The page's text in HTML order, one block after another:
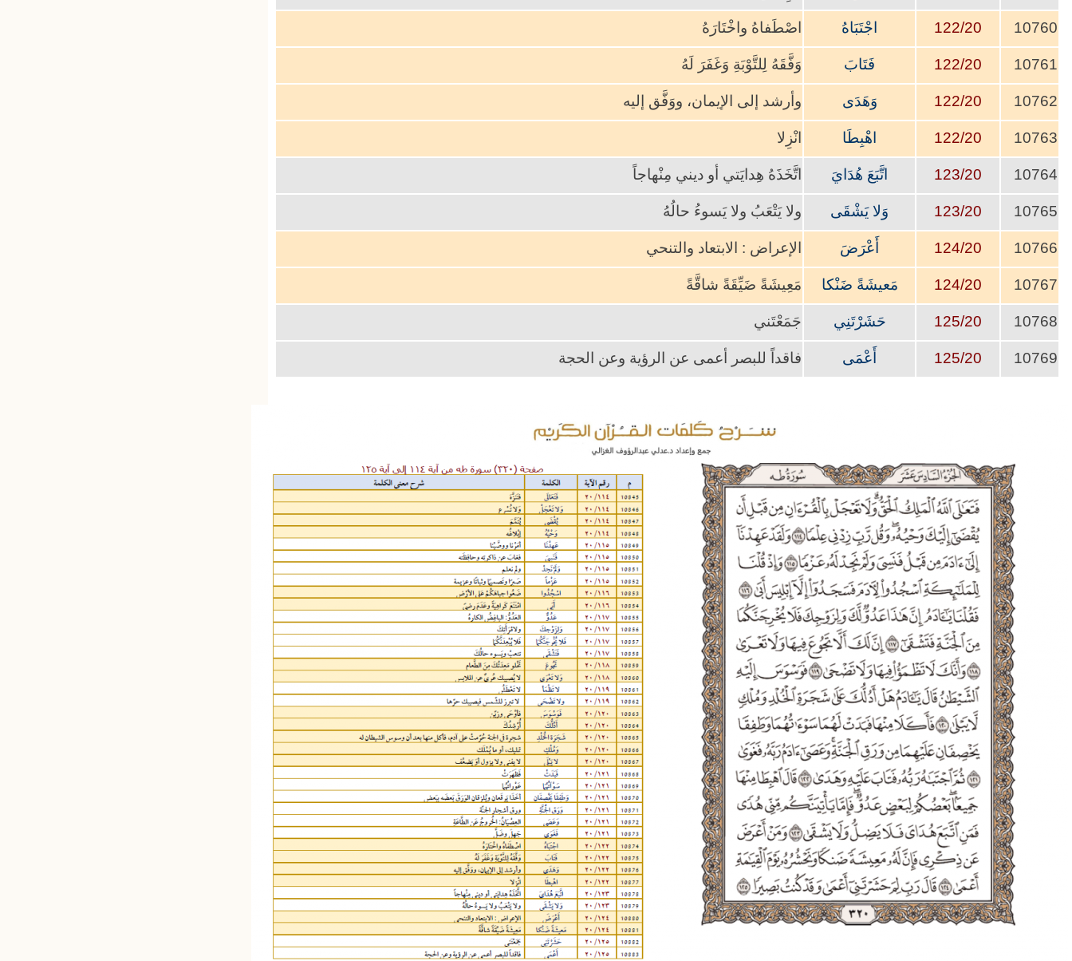
10760
122/20 اجْتَبَاهُ اصْطَفاهُ واخْتَارَهُ
10761
122/20 فَتَابَ وَفَّقَهُ لِلتَّوْبَةِ وَغَفَرَ لَهُ
10762
122/20 وَهَدَى وأرشد إلى الإيمان، ووَفَّق إليه
10763
122/20 اهْبِطَا انْزِلا
10764
123/20 اتَّبَعَ هُدَايَ اتَّخَذَهُ هِدايَتي أو ديني مِنْهاجاً
10765
123/20 وَلا يَشْقَى ولا يَتْعَبُ ولا يَسوءُ حالُهُ
10766
124/20 أَعْرَضَ الإعراض : الابتعاد والتنحي
10767
124/20 مَعيشَةً ضَنْكا مَعِيشَةً ضَيِّقَةً شاقَّةً
10768
125/20 حَشَرْتَنِي جَمَعْتَني
10769
125/20 أَعْمَى فاقداً للبصر أعمى عن الرؤية وعن الحجة